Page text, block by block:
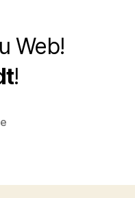
Web!
!
sur
3.0